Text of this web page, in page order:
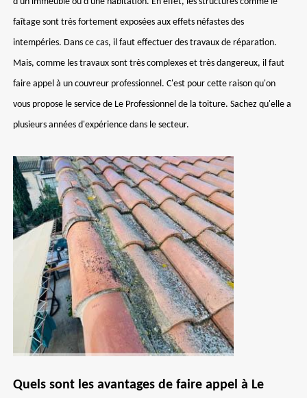
faîtage sont très fortement exposées aux effets néfastes des
intempéries. Dans ce cas, il faut effectuer des travaux de réparation.
Mais, comme les travaux sont très complexes et très dangereux, il faut
faire appel à un couvreur professionnel. C'est pour cette raison qu'on
vous propose le service de Le Professionnel de la toiture. Sachez qu'elle a
plusieurs années d'expérience dans le secteur.
Quels sont les avantages de faire appel à Le